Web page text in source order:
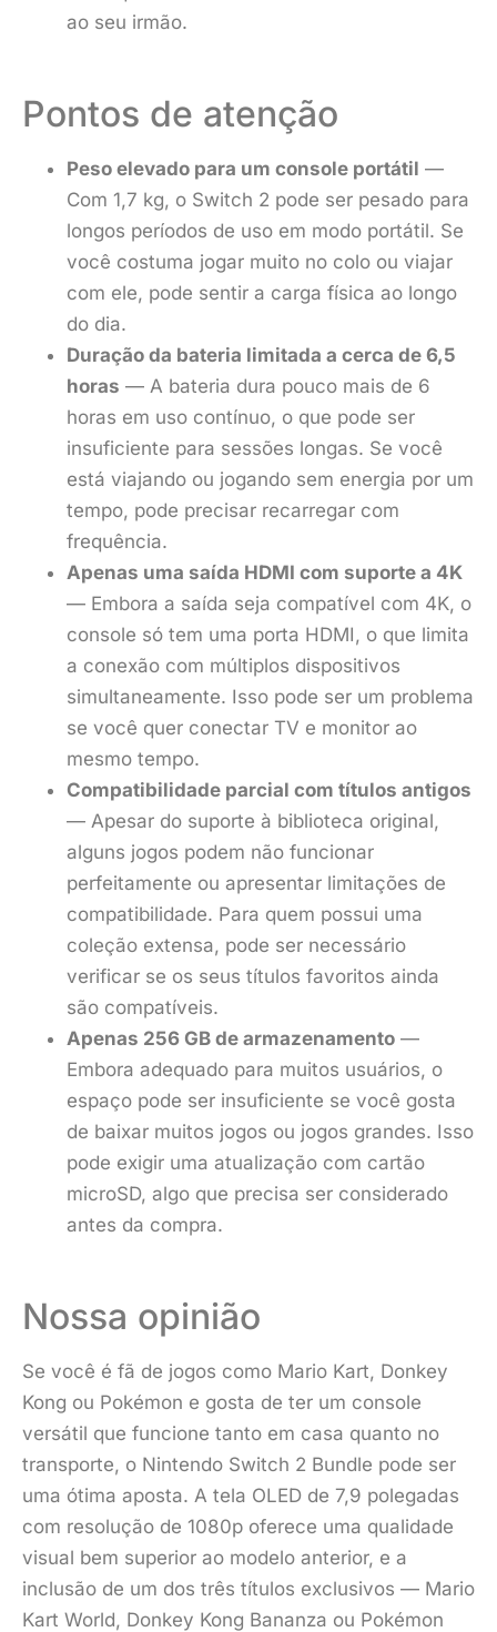
ao seu irmão.
Pontos de atenção
Peso elevado para um console portátil —
Com 1,7 kg, o Switch 2 pode ser pesado para
longos períodos de uso em modo portátil. Se
você costuma jogar muito no colo ou viajar
com ele, pode sentir a carga física ao longo
do dia.
Duração da bateria limitada a cerca de 6,5
horas — A bateria dura pouco mais de 6
horas em uso contínuo, o que pode ser
insuficiente para sessões longas. Se você
está viajando ou jogando sem energia por um
tempo, pode precisar recarregar com
frequência.
Apenas uma saída HDMI com suporte a 4K
— Embora a saída seja compatível com 4K, o
console só tem uma porta HDMI, o que limita
a conexão com múltiplos dispositivos
simultaneamente. Isso pode ser um problema
se você quer conectar TV e monitor ao
mesmo tempo.
Compatibilidade parcial com títulos antigos
— Apesar do suporte à biblioteca original,
alguns jogos podem não funcionar
perfeitamente ou apresentar limitações de
compatibilidade. Para quem possui uma
coleção extensa, pode ser necessário
verificar se os seus títulos favoritos ainda
são compatíveis.
Apenas 256 GB de armazenamento —
Embora adequado para muitos usuários, o
espaço pode ser insuficiente se você gosta
de baixar muitos jogos ou jogos grandes. Isso
pode exigir uma atualização com cartão
microSD, algo que precisa ser considerado
antes da compra.
Nossa opinião
Se você é fã de jogos como Mario Kart, Donkey
Kong ou Pokémon e gosta de ter um console
versátil que funcione tanto em casa quanto no
transporte, o Nintendo Switch 2 Bundle pode ser
uma ótima aposta. A tela OLED de 7,9 polegadas
com resolução de 1080p oferece uma qualidade
visual bem superior ao modelo anterior, e a
inclusão de um dos três títulos exclusivos — Mario
Kart World, Donkey Kong Bananza ou Pokémon